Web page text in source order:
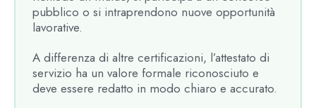
pubblico o si intraprendono nuove opportunità
lavorative.
A differenza di altre certificazioni, l’attestato di
servizio ha un valore formale riconosciuto e
deve essere redatto in modo chiaro e accurato.